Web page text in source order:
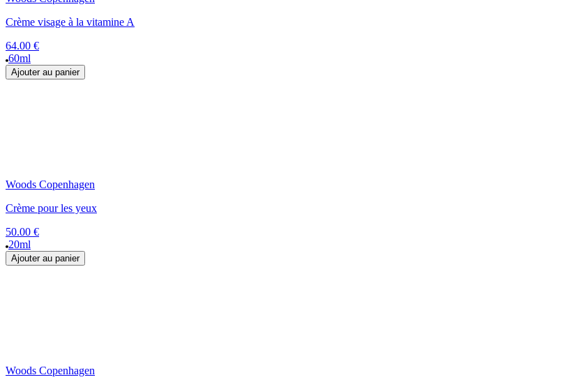
Crème visage à la vitamine A
64.00 €
60ml
Ajouter au panier
Woods Copenhagen
Crème pour les yeux
50.00 €
20ml
Ajouter au panier
Woods Copenhagen